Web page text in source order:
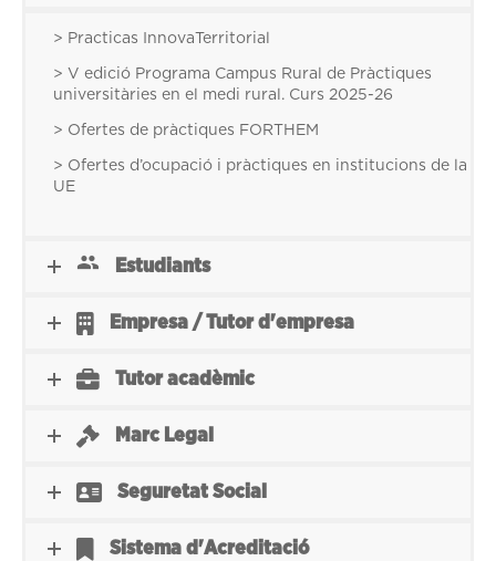
> Practicas InnovaTerritorial
> V edició Programa Campus Rural de Pràctiques
universitàries en el medi rural. Curs 2025-26
> Ofertes de pràctiques FORTHEM
> Ofertes d’ocupació i pràctiques en institucions de la
UE
Estudiants
Empresa / Tutor d'empresa
Tutor acadèmic
Marc Legal
Seguretat Social
Sistema d'Acreditació